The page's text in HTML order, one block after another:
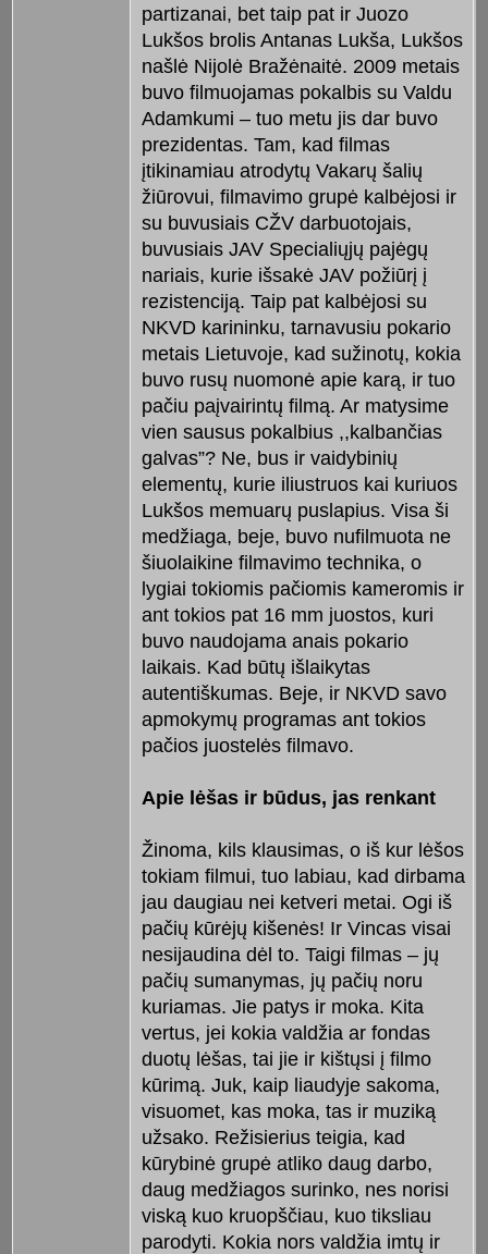
partizanai, bet taip pat ir Juozo
Lukšos brolis Antanas Lukša, Lukšos
našlė Nijolė Bražėnaitė. 2009 metais
buvo filmuojamas pokalbis su Valdu
Adamkumi – tuo metu jis dar buvo
prezidentas. Tam, kad filmas
įtikinamiau atrodytų Vakarų šalių
žiūrovui, filmavimo grupė kalbėjosi ir
su buvusiais CŽV darbuotojais,
buvusiais JAV Specialiųjų pajėgų
nariais, kurie išsakė JAV požiūrį į
rezistenciją. Taip pat kalbėjosi su
NKVD karininku, tarnavusiu pokario
metais Lietuvoje, kad sužinotų, kokia
buvo rusų nuomonė apie karą, ir tuo
pačiu paįvairintų filmą. Ar matysime
vien sausus pokalbius ,,kalbančias
galvas”? Ne, bus ir vaidybinių
elementų, kurie iliustruos kai kuriuos
Lukšos memuarų puslapius. Visa ši
medžiaga, beje, buvo nufilmuota ne
šiuolaikine filmavimo technika, o
lygiai tokiomis pačiomis kameromis ir
ant tokios pat 16 mm juostos, kuri
buvo naudojama anais pokario
laikais. Kad būtų išlaikytas
autentiškumas. Beje, ir NKVD savo
apmokymų programas ant tokios
pačios juostelės filmavo.
Apie lėšas ir būdus, jas renkant
Žinoma, kils klausimas, o iš kur lėšos
tokiam filmui, tuo labiau, kad dirbama
jau daugiau nei ketveri metai. Ogi iš
pačių kūrėjų kišenės! Ir Vincas visai
nesijaudina dėl to. Taigi filmas – jų
pačių sumanymas, jų pačių noru
kuriamas. Jie patys ir moka. Kita
vertus, jei kokia valdžia ar fondas
duotų lėšas, tai jie ir kištųsi į filmo
kūrimą. Juk, kaip liaudyje sakoma,
visuomet, kas moka, tas ir muziką
užsako. Režisierius teigia, kad
kūrybinė grupė atliko daug darbo,
daug medžiagos surinko, nes norisi
viską kuo kruopščiau, kuo tiksliau
parodyti. Kokia nors valdžia imtų ir